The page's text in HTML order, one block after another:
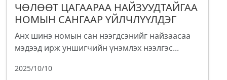
ЧӨЛӨӨТ ЦАГААРАА НАЙЗУУДТАЙГАА
НОМЫН САНГААР ҮЙЛЧЛҮҮЛДЭГ
Анх шинэ номын сан нээгдсэнийг найзаасаа
мэдээд ирж уншигчийн үнэмлэх нээлгэс...
2025/10/10